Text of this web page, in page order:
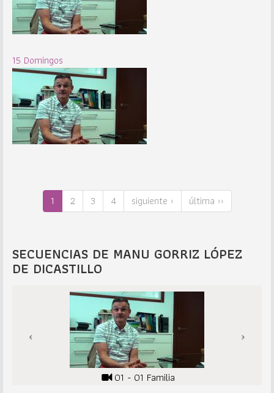
15 Domingos
1 2 3 4 siguiente › última ››
SECUENCIAS DE MANU GORRIZ LÓPEZ
DE DICASTILLO
01 - 01 Familia